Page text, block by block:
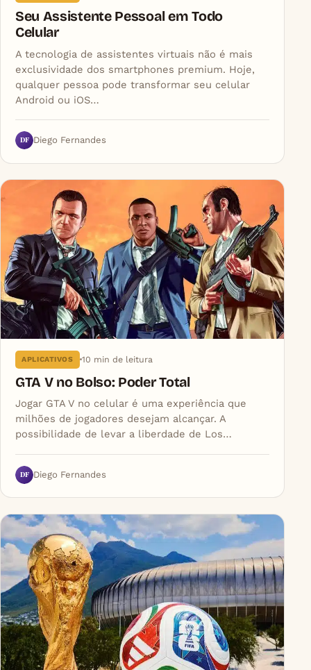
Seu Assistente Pessoal em Todo
Celular
A tecnologia de assistentes virtuais não é mais
exclusividade dos smartphones premium. Hoje,
qualquer pessoa pode transformar seu celular
Android ou iOS…
DF Diego Fernandes
APLICATIVOS 10 min de leitura
GTA V no Bolso: Poder Total
Jogar GTA V no celular é uma experiência que
milhões de jogadores desejam alcançar. A
possibilidade de levar a liberdade de Los…
DF Diego Fernandes